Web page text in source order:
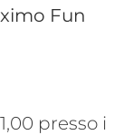
Fun
presso i